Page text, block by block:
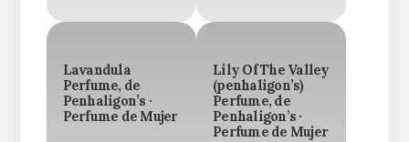
Lavandula
Perfume, de
Penhaligon’s ·
Perfume de Mujer
Lily Of The Valley
(penhaligon’s)
Perfume, de
Penhaligon’s ·
Perfume de Mujer